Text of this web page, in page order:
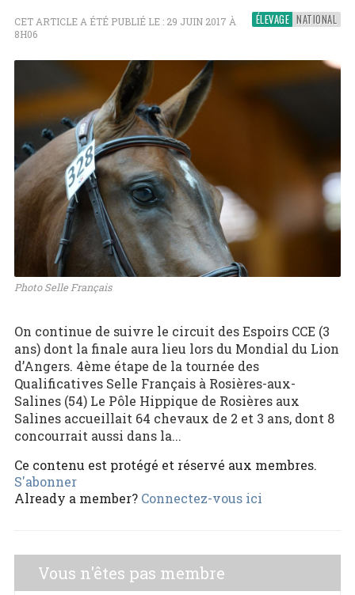
ÉLEVAGE NATIONAL
CET ARTICLE A ÉTÉ PUBLIÉ LE : 29 JUIN 2017 À
8H06
Photo Selle Français
On continue de suivre le circuit des Espoirs CCE (3
ans) dont la finale aura lieu lors du Mondial du Lion
d’Angers. 4ème étape de la tournée des
Qualificatives Selle Français à Rosières-aux-
Salines (54) Le Pôle Hippique de Rosières aux
Salines accueillait 64 chevaux de 2 et 3 ans, dont 8
concourrait aussi dans la...
Ce contenu est protégé et réservé aux membres.
S'abonner
Already a member? Connectez-vous ici
Vous n'êtes pas membre